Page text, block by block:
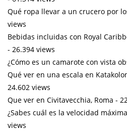
Qué ropa llevar a un crucero por
views
Bebidas incluidas con Royal
- 26.394 views
¿Cómo es un camarote con vista
Qué ver en una escala en
24.602 views
Que ver en Civitavecchia, Roma -
¿Sabes cuál es la velocidad
views